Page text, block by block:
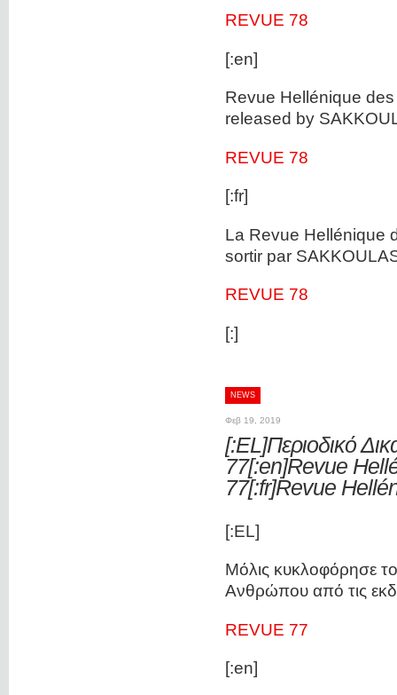
REVUE 78
[:en]
Revue Hellénique
released by
REVUE 78
[:fr]
La Revue Hellénique
sortir par
REVUE 78
[:]
NEWS
Φεβ 19, 2019
[:EL]Περιοδικό
77[:en]Revue
77[:fr]Revue
[:EL]
Μόλις κυκλοφόρησε
Ανθρώπου από τις
REVUE 77
[:en]